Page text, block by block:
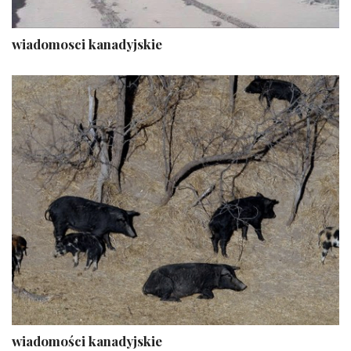
wiadomosci kanadyjskie
wiadomości kanadyjskie